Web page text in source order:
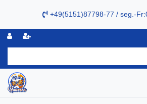
+49(5151)87798-77 / seg.-